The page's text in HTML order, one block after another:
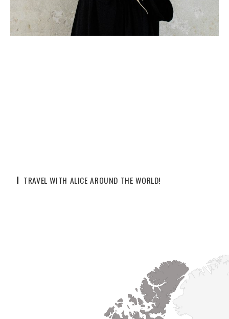
TRAVEL WITH ALICE AROUND THE WORLD!